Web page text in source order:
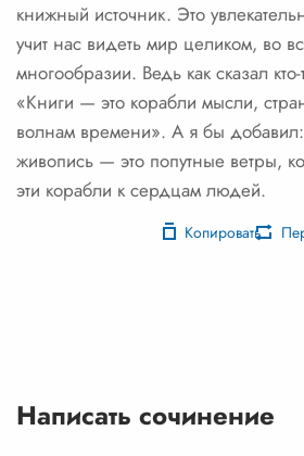
книжный источник. Это
учит нас видеть мир целиком, во
многообразии. Ведь как сказал
«Книги — это корабли мысли,
волнам времени». А я бы
живопись — это попутные ветры,
эти корабли к сердцам людей.
Копировать
Написать сочинение